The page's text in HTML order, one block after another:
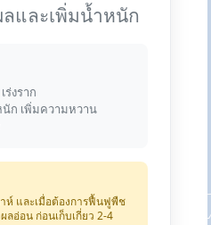
ลและเพิ่มน้ำหนัก
ร่งราก
นัก เพิ่มความหวาน
ห์ และเมื่อต้องการฟื้นฟูพืช
ลอ่อน ก่อนเก็บเกี่ยว 2-4